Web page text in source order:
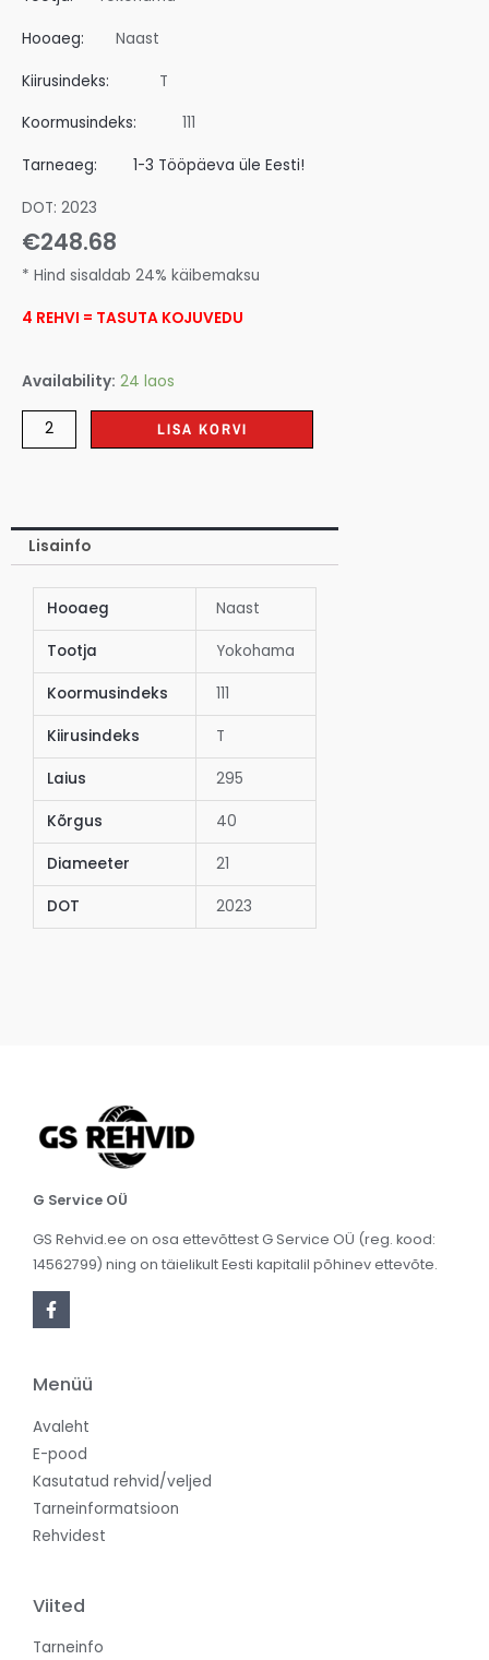
Hooaeg: Naast
Kiirusindeks: T
Koormusindeks: 111
Tarneaeg: 1-3 Tööpäeva üle Eesti!
DOT: 2023
€248.68
* Hind sisaldab 24% käibemaksu
4 REHVI = TASUTA KOJUVEDU
Availability: 24 laos
LISA KORVI
Lisainfo
Hooaeg Naast
Tootja Yokohama
Koormusindeks 111
Kiirusindeks T
Laius 295
Kõrgus 40
Diameeter 21
DOT 2023
G Service OÜ
GS Rehvid.ee on osa ettevõttest G Service OÜ (reg. kood:
14562799) ning on täielikult Eesti kapitalil põhinev ettevõte.
Menüü
Avaleht
E-pood
Kasutatud rehvid/veljed
Tarneinformatsioon
Rehvidest
Viited
Tarneinfo